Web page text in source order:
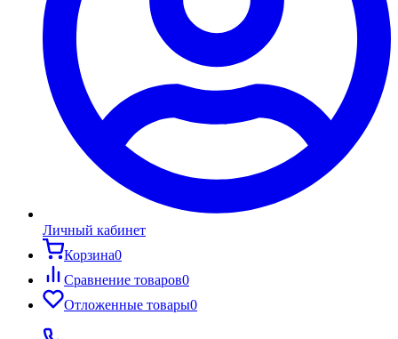
Личный кабинет
Корзина0
Сравнение товаров0
Отложенные товары0